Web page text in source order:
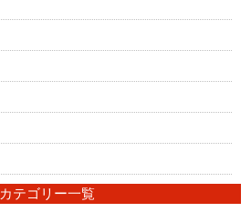
カテゴリー一覧